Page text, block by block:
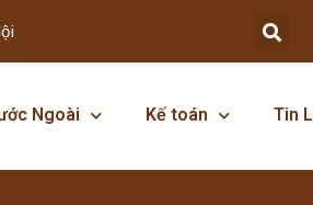
Ngoài Kế toán Tin